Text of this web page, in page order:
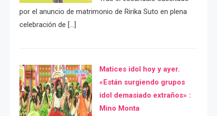
por el anuncio de matrimonio de Ririka Suto en plena
celebración de […]
Matices idol hoy y ayer.
«Están surgiendo grupos
idol demasiado extraños» :
Mino Monta